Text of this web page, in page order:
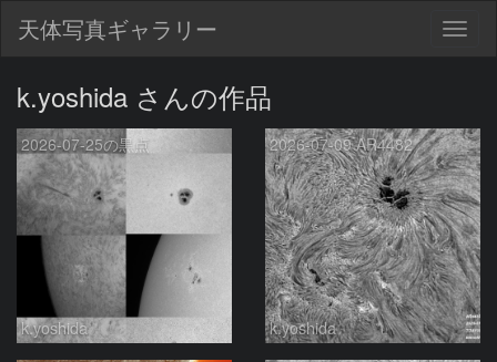
天体写真ギャラリー
k.yoshida さんの作品
2026-07-25の黒点
k.yoshida
2026-07-09 AR4482
k.yoshida